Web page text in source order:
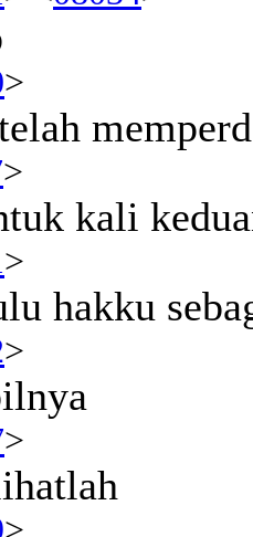
>
>
kali
>
hakku
>
>